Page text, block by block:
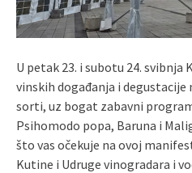
U petak 23. i subotu 24. svibnja
vinskih događanja i
sorti, uz bogat zabavni
Psihomodo popa, Baruna i
što vas očekuje na ovoj
Kutine i Udruge vinogradara i